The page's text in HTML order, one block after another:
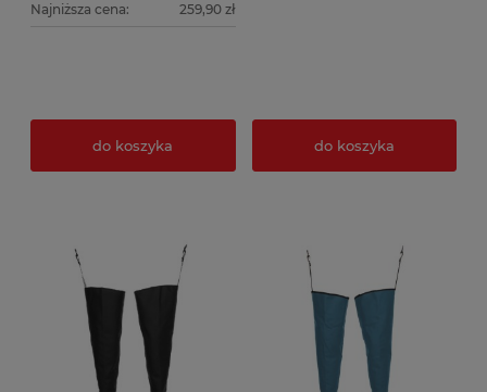
Najniższa cena: 259,90 zł
do koszyka do koszyka